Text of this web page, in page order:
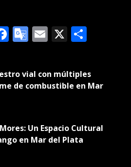
Facebook
Google
Email
X
vial con múltiples
de combustible en Mar
Un Espacio Cultural
en Mar del Plata